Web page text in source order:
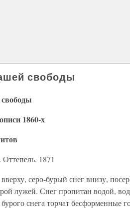
свободы
1860-х
1871
серо-бурый снег внизу,
лужей. Снег пропитан водой,
снега торчат бесформенные